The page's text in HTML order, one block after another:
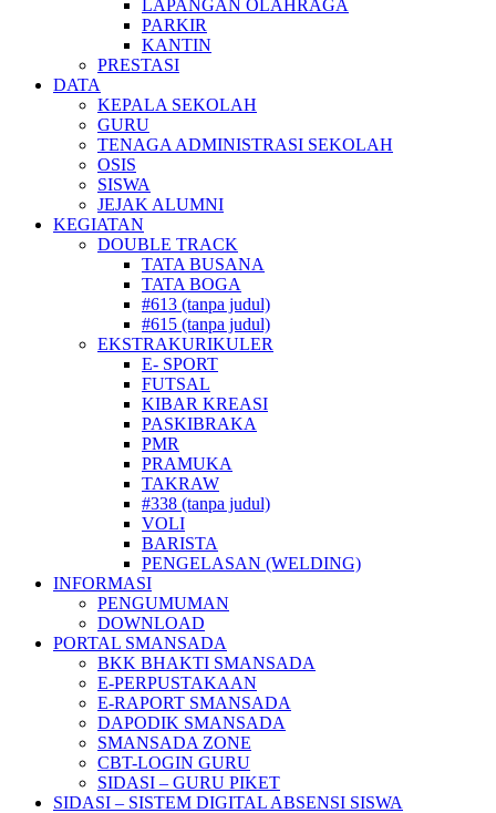
LAPANGAN OLAHRAGA
PARKIR
KANTIN
PRESTASI
DATA
KEPALA SEKOLAH
GURU
TENAGA ADMINISTRASI SEKOLAH
OSIS
SISWA
JEJAK ALUMNI
KEGIATAN
DOUBLE TRACK
TATA BUSANA
TATA BOGA
#613 (tanpa judul)
#615 (tanpa judul)
EKSTRAKURIKULER
E- SPORT
FUTSAL
KIBAR KREASI
PASKIBRAKA
PMR
PRAMUKA
TAKRAW
#338 (tanpa judul)
VOLI
BARISTA
PENGELASAN (WELDING)
INFORMASI
PENGUMUMAN
DOWNLOAD
PORTAL SMANSADA
BKK BHAKTI SMANSADA
E-PERPUSTAKAAN
E-RAPORT SMANSADA
DAPODIK SMANSADA
SMANSADA ZONE
CBT-LOGIN GURU
SIDASI – GURU PIKET
SIDASI – SISTEM DIGITAL ABSENSI SISWA